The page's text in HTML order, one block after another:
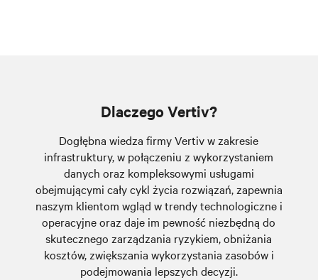
Dlaczego Vertiv?
Dogłębna wiedza firmy Vertiv w zakresie
infrastruktury, w połączeniu z wykorzystaniem
danych oraz kompleksowymi usługami
obejmującymi cały cykl życia rozwiązań, zapewnia
naszym klientom wgląd w trendy technologiczne i
operacyjne oraz daje im pewność niezbędną do
skutecznego zarządzania ryzykiem, obniżania
kosztów, zwiększania wykorzystania zasobów i
podejmowania lepszych decyzji.